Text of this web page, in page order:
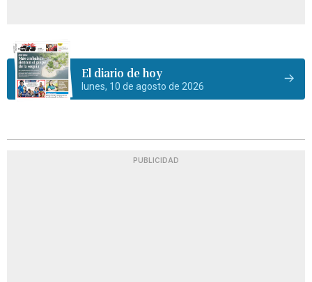
El diario de hoy
lunes, 10 de agosto de 2026
PUBLICIDAD